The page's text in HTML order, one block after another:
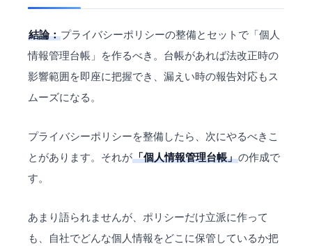
結論：プライバシーポリシーの整備とセットで「個人
情報管理台帳」を作るべき。台帳があれば法改正時の
影響範囲を即座に把握でき、漏えい時の報告対応もス
ムーズになる。
プライバシーポリシーを整備したら、次にやるべきこ
とがあります。それが「個人情報管理台帳」の作成で
す。
あまり語られませんが、ポリシーだけ立派に作って
も、自社でどんな個人情報をどこに保管しているか把